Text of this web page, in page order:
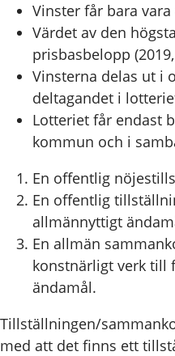
Vinster får bara vara
Värdet av den
prisbasbelopp
Vinsterna delas ut i
deltagandet i
Lotteriet får endast
kommun och i
En offentlig
En offentlig
allmännyttigt
En allmän
konstnärligt verk till
ändamål.
Tillställningen/
med att det finns ett